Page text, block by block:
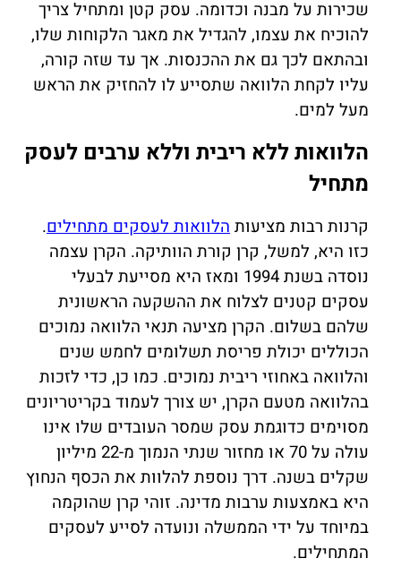
שכירות על מבנה וכדומה. עסק קטן ומתחיל צריך
להוכיח את עצמו, להגדיל את מאגר הלקוחות שלו,
ובהתאם לכך גם את ההכנסות. אך עד שזה קורה,
עליו לקחת הלוואה שתסייע לו להחזיק את הראש
מעל למים.
הלוואות ללא ריבית וללא ערבים לעסק
מתחיל
קרנות רבות מציעותהלוואות לעסקים מתחילים.
כזו היא, למשל, קרן קורת הוותיקה. הקרן עצמה
נוסדה בשנת 1994 ומאז היא מסייעת לבעלי
עסקים קטנים לצלוח את ההשקעה הראשונית
שלהם בשלום. הקרן מציעה תנאי הלוואה נמוכים
הכוללים יכולת פריסת תשלומים לחמש שנים
והלוואה באחוזי ריבית נמוכים. כמו כן, כדי לזכות
בהלוואה מטעם הקרן, יש צורך לעמוד בקריטריונים
מסוימים כדוגמת עסק שמסר העובדים שלו אינו
עולה על 70 או מחזור שנתי הנמוך מ-22 מיליון
שקלים בשנה. דרך נוספת להלוות את הכסף הנחוץ
היא באמצעות ערבות מדינה. זוהי קרן שהוקמה
במיוחד על ידי הממשלה ונועדה לסייע לעסקים
המתחילים.